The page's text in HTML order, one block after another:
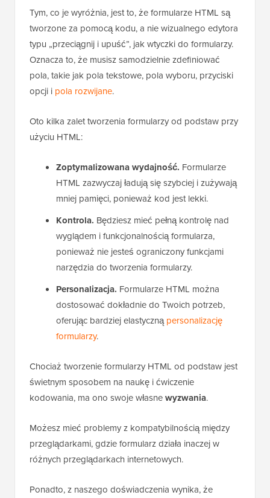
Tym, co je wyróżnia, jest to, że formularze HTML są
tworzone za pomocą kodu, a nie wizualnego edytora
typu „przeciągnij i upuść”, jak wtyczki do formularzy.
Oznacza to, że musisz samodzielnie zdefiniować
pola, takie jak pola tekstowe, pola wyboru, przyciski
opcji i pola rozwijane.
Oto kilka zalet tworzenia formularzy od podstaw przy
użyciu HTML:
Zoptymalizowana wydajność. Formularze
HTML zazwyczaj ładują się szybciej i zużywają
mniej pamięci, ponieważ kod jest lekki.
Kontrola. Będziesz mieć pełną kontrolę nad
wyglądem i funkcjonalnością formularza,
ponieważ nie jesteś ograniczony funkcjami
narzędzia do tworzenia formularzy.
Personalizacja. Formularze HTML można
dostosować dokładnie do Twoich potrzeb,
oferując bardziej elastycznąpersonalizację
formularzy.
Chociaż tworzenie formularzy HTML od podstaw jest
świetnym sposobem na naukę i ćwiczenie
kodowania, ma ono swoje własnewyzwania.
Możesz mieć problemy z kompatybilnością między
przeglądarkami, gdzie formularz działa inaczej w
różnych przeglądarkach internetowych.
Ponadto, z naszego doświadczenia wynika, że